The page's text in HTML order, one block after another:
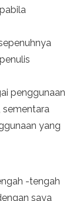
penggunaan
sementara
yang
-tengah
saya